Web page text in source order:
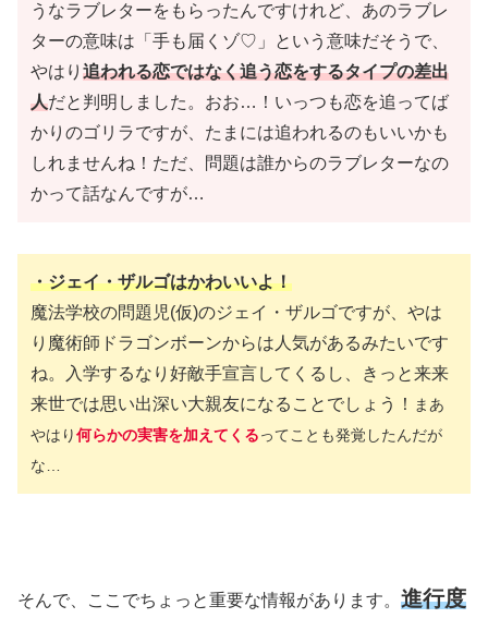
うなラブレターをもらったんですけれど、あのラブレ
ターの意味は「手も届くゾ♡」という意味だそうで、
やはり 追われる恋ではなく追う恋をするタイプの差出
人だと判明しました。おお…！いっつも恋を追ってば
かりのゴリラですが、たまには追われるのもいいかも
しれませんね！ただ、問題は誰からのラブレターなの
かって話なんですが…
・ジェイ・ザルゴはかわいいよ！
魔法学校の問題児(仮)のジェイ・ザルゴですが、やは
り魔術師ドラゴンボーンからは人気があるみたいです
ね。入学するなり好敵手宣言してくるし、きっと来来
来世では思い出深い大親友になることでしょう！
まあ
やはり何らかの実害を加えてくるってことも発覚したんだが
な…
そんで、ここでちょっと重要な情報があります。 進行度